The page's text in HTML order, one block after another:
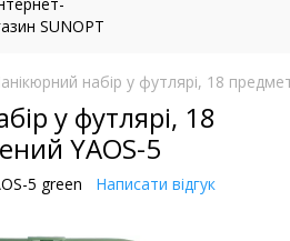
набір у футлярі, 18
у футлярі, 18
YAOS-5
5 green Написати відгук